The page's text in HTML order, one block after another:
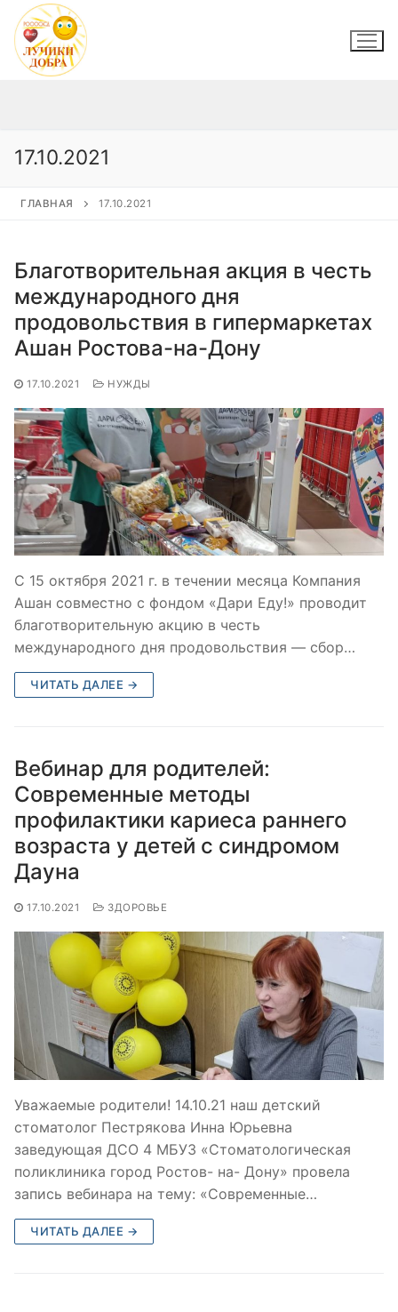
Перейти
содержимому
17.10.2021
ГЛАВНАЯ 17.10.2021
Благотворительная акция в честь
международного дня
продовольствия в гипермаркетах
Ашан Ростова-на-Дону
17.10.2021 НУЖДЫ
С 15 октября 2021 г. в течении месяца Компания
Ашан совместно с фондом «Дари Еду!» проводит
благотворительную акцию в честь
международного дня продовольствия — сбор…
ЧИТАТЬ ДАЛЕЕ →
Вебинар для родителей:
Современные методы
профилактики кариеса раннего
возраста у детей с синдромом
Дауна
17.10.2021 ЗДОРОВЬЕ
Уважаемые родители! 14.10.21 наш детский
стоматолог Пестрякова Инна Юрьевна
заведующая ДСО 4 МБУЗ «Стоматологическая
поликлиника город Ростов- на- Дону» провела
запись вебинара на тему: «Современные…
ЧИТАТЬ ДАЛЕЕ →